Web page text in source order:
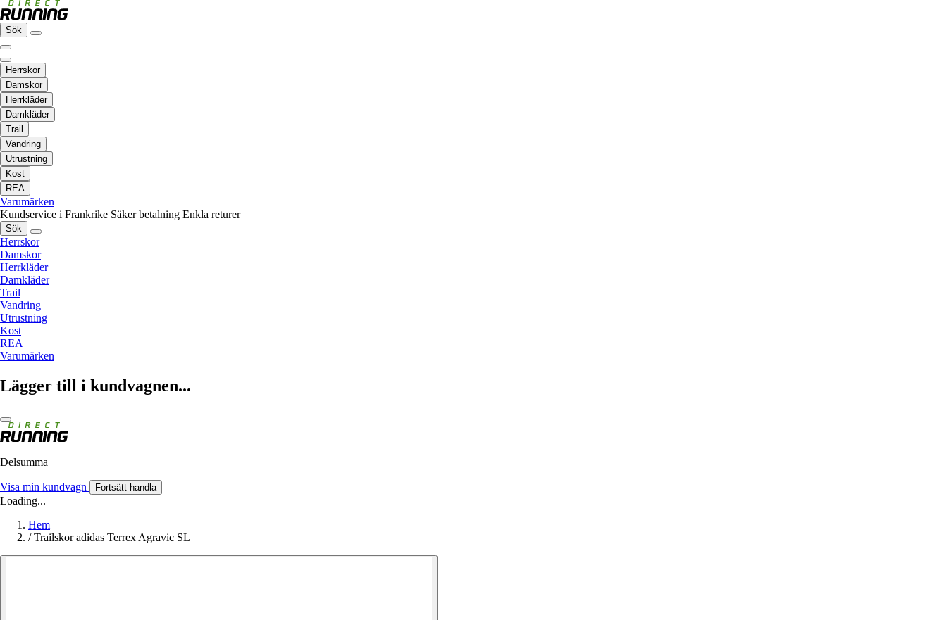
Sök
Herrskor
Damskor
Herrkläder
Damkläder
Trail
Vandring
Utrustning
Kost
REA
Varumärken
Kundservice i Frankrike Säker betalning Enkla returer
Sök
Herrskor
Damskor
Herrkläder
Damkläder
Trail
Vandring
Utrustning
Kost
REA
Varumärken
Lägger till i kundvagnen...
Delsumma
Visa min kundvagn Fortsätt handla
Loading...
Hem
/ Trailskor adidas Terrex Agravic SL